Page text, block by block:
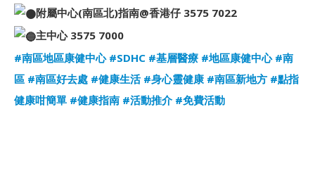
附屬中心(南區北)指南@香港仔 3575 7022
主中心 3575 7000
#南區地區康健中心 #SDHC #基層醫療 #地區康健中心 #南
區 #南區好去處 #健康生活 #身心靈健康 #南區新地方 #點指
健康咁簡單 #健康指南 #活動推介 #免費活動